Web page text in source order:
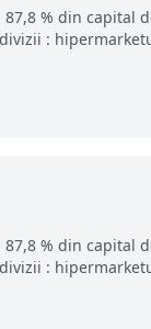
% din
:
% din
: